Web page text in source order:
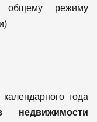
режиму
года
недвижимости